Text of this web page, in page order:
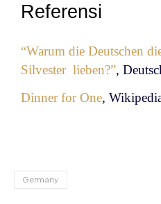
Referensi
“Warum die Deutschen
Silvester lieben?”, D
Dinner for One,
Germany